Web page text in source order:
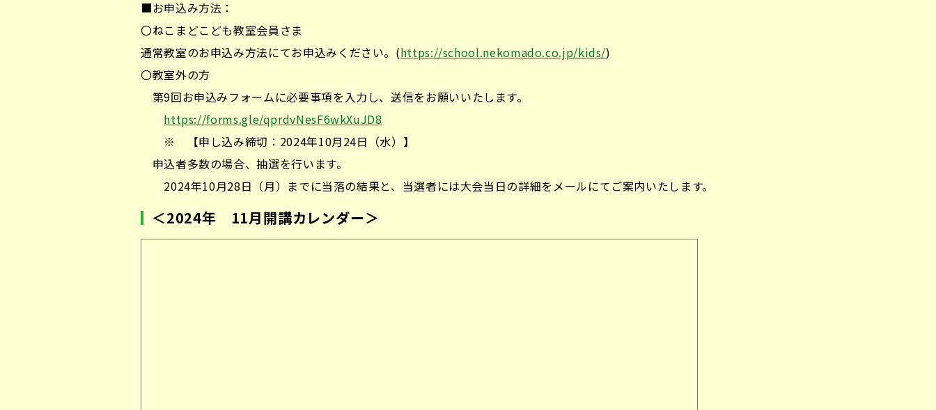
■お申込み方法：
〇ねこまどこども教室会員さま
通常教室のお申込み方法にてお申込みください。(https://school.nekomado.co.jp/kids/)
〇教室外の方
第9回お申込みフォームに必要事項を入力し、送信をお願いいたします。
https://forms.gle/qprdvNesF6wkXuJD8
※ 【申し込み締切：2024年10月24日（水）】
申込者多数の場合、抽選を行います。
2024年10月28日（月）までに当落の結果と、当選者には大会当日の詳細をメールにてご案内いたします。
＜2024年 11月開講カレンダー＞